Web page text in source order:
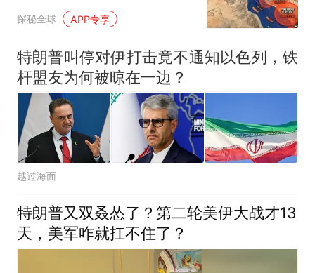
探秘全球 APP专享
特朗普叫停对伊打击竟不通知以色列，铁
杆盟友为何被晾在一边？
越过海面
特朗普又双叒怂了？第二轮美伊大战才13
天，美军咋就扛不住了？